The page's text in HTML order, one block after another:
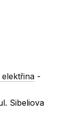
elektřina -
Sibeliova